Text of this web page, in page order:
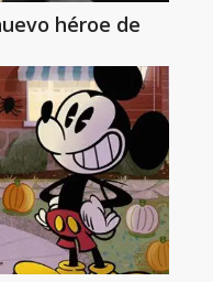
héroe de